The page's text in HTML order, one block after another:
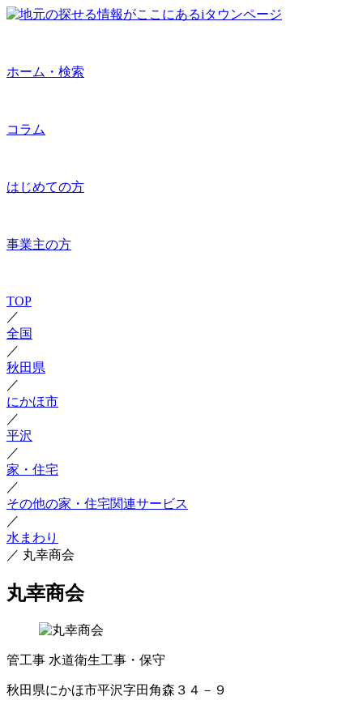
ホーム・検索
コラム
はじめての方
事業主の方
TOP
／
全国
／
秋田県
／
にかほ市
／
平沢
／
家・住宅
／
その他の家・住宅関連サービス
／
水まわり
／ 丸幸商会
丸幸商会
管工事 水道衛生工事・保守
秋田県にかほ市平沢字田角森３４－９